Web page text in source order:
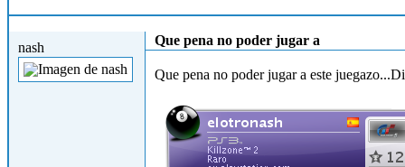
nash Que pena no poder jugar a
Que pena no poder jugar a este